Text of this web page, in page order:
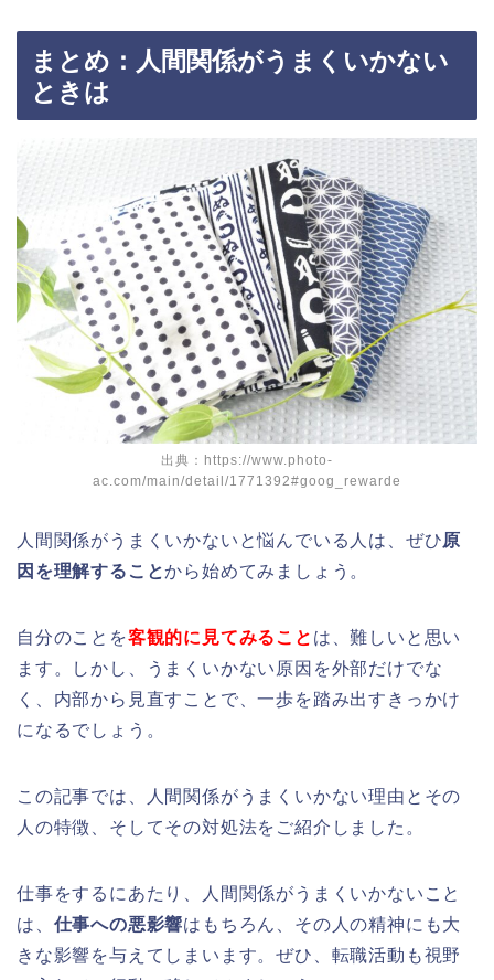
まとめ：人間関係がうまくいかない
ときは
出典：https://www.photo-
ac.com/main/detail/1771392#goog_rewarde
人間関係がうまくいかないと悩んでいる人は、ぜひ原
因を理解することから始めてみましょう。
自分のことを客観的に見てみること は、難しいと思い
ます。しかし、うまくいかない原因を外部だけでな
く、内部から見直すことで、一歩を踏み出すきっかけ
になるでしょう。
この記事では、人間関係がうまくいかない理由とその
人の特徴、そしてその対処法をご紹介しました。
仕事をするにあたり、人間関係がうまくいかないこと
は、 仕事への悪影響はもちろん、その人の精神にも大
きな影響を与えてしまいます。ぜひ、転職活動も視野